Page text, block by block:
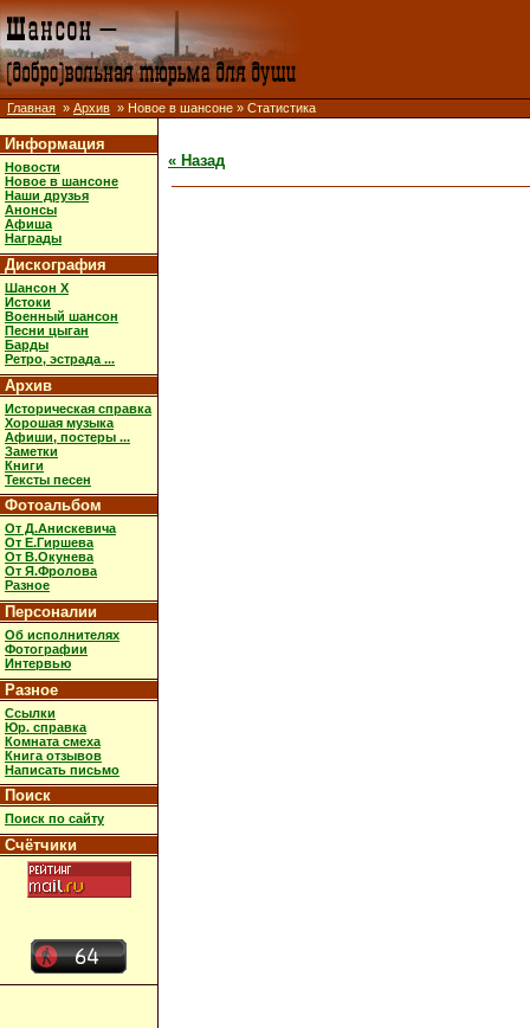
Главная » Архив » Новое в шансоне » Статистика
Информация
Новости
Новое в шансоне
Наши друзья
Анонсы
Афиша
Награды
Дискография
Шансон X
Истоки
Военный шансон
Песни цыган
Барды
Ретро, эстрада ...
Архив
Историческая справка
Хорошая музыка
Афиши, постеры ...
Заметки
Книги
Тексты песен
Фотоальбом
От Д.Анискевича
От Е.Гиршева
От В.Окунева
От Я.Фролова
Разное
Персоналии
Об исполнителях
Фотографии
Интервью
Разное
Ссылки
Юр. справка
Комната смеха
Книга отзывов
Написать письмо
Поиск
Поиск по сайту
Счётчики
« Назад